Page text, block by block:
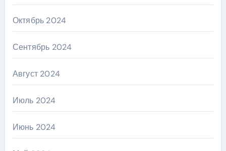
Октябрь 2024
Сентябрь 2024
Август 2024
Июль 2024
Июнь 2024